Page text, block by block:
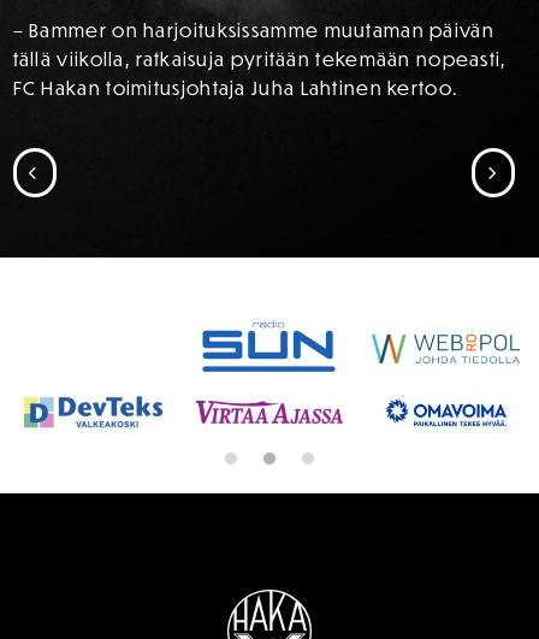
– Bammer on harjoituksissamme muutaman päivän
tällä viikolla, ratkaisuja pyritään tekemään nopeasti,
FC Hakan toimitusjohtaja Juha Lahtinen kertoo.
SIIRRY EDELLISEEN